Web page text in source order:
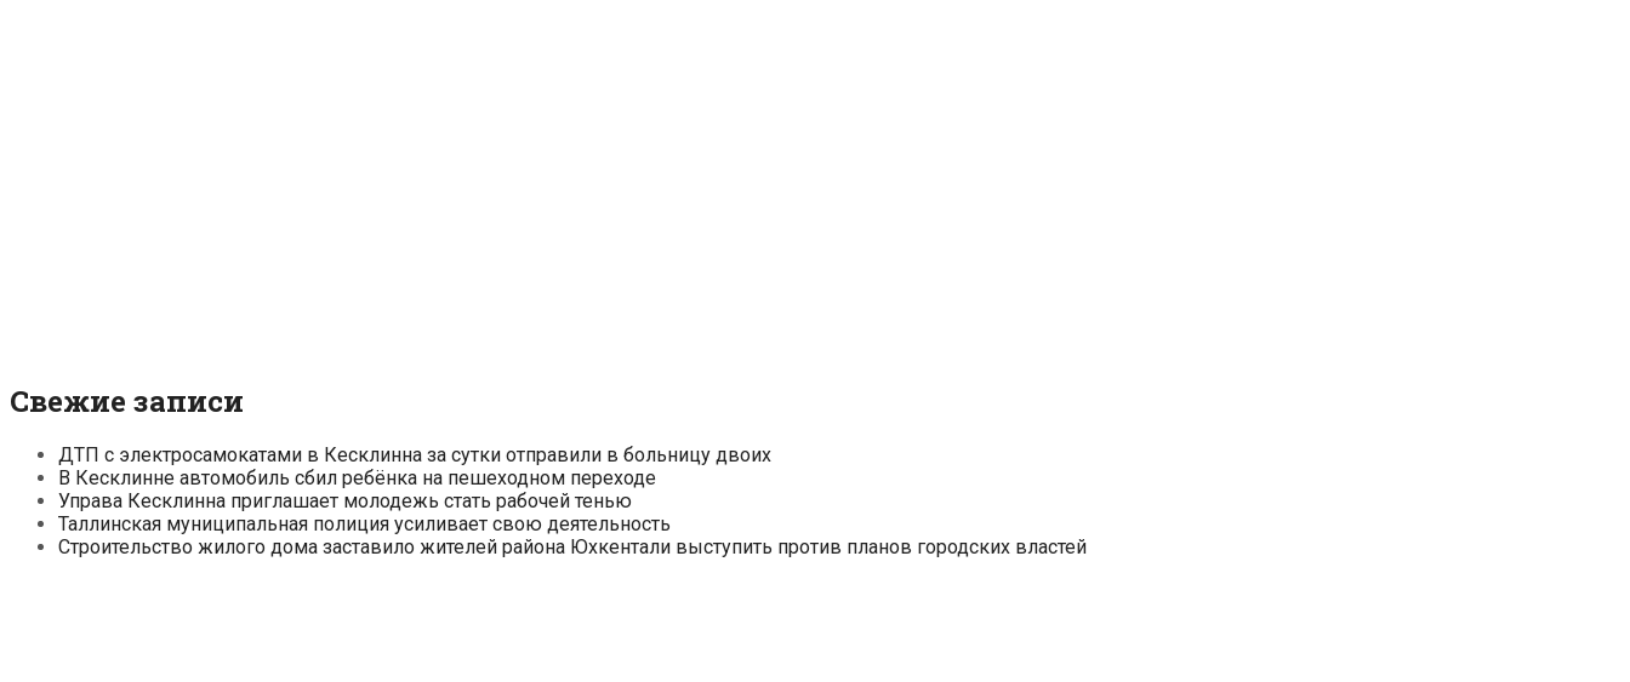
Свежие записи
ДТП с электросамокатами в Кесклинна за сутки отправили в больницу двоих
В Кесклинне автомобиль сбил ребёнка на пешеходном переходе
Управа Кесклинна приглашает молодежь стать рабочей тенью
Таллинская муниципальная полиция усиливает свою деятельность
Строительство жилого дома заставило жителей района Юхкентали выступить против планов городских властей